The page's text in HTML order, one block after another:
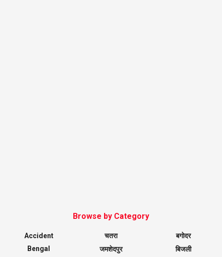
Browse by Category
Accident
Bengal
चतरा
जमशेदपुर
बगोदर
बिजली